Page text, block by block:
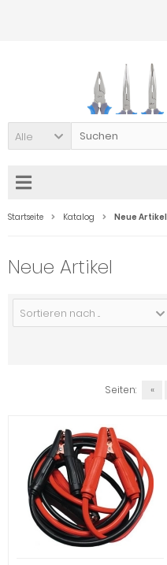
Alle
Startseite Katalog Neue Artikel
Neue Artikel
Sortieren nach ...
Seiten: «